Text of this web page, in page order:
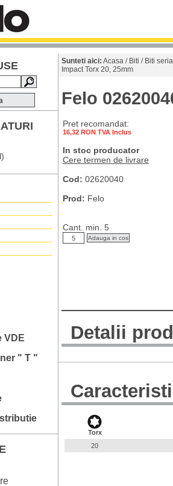
VDE
" T "
Sunteti aici: Acasa / Biti / Biti
Impact Torx 20, 25mm
Felo
Pret recomandat:
16,32 RON TVA Inclus
In stoc producator
Cere termen de livrare
Cod: 02620040
Prod: Felo
Cant. min. 5
Detalii
Torx
20